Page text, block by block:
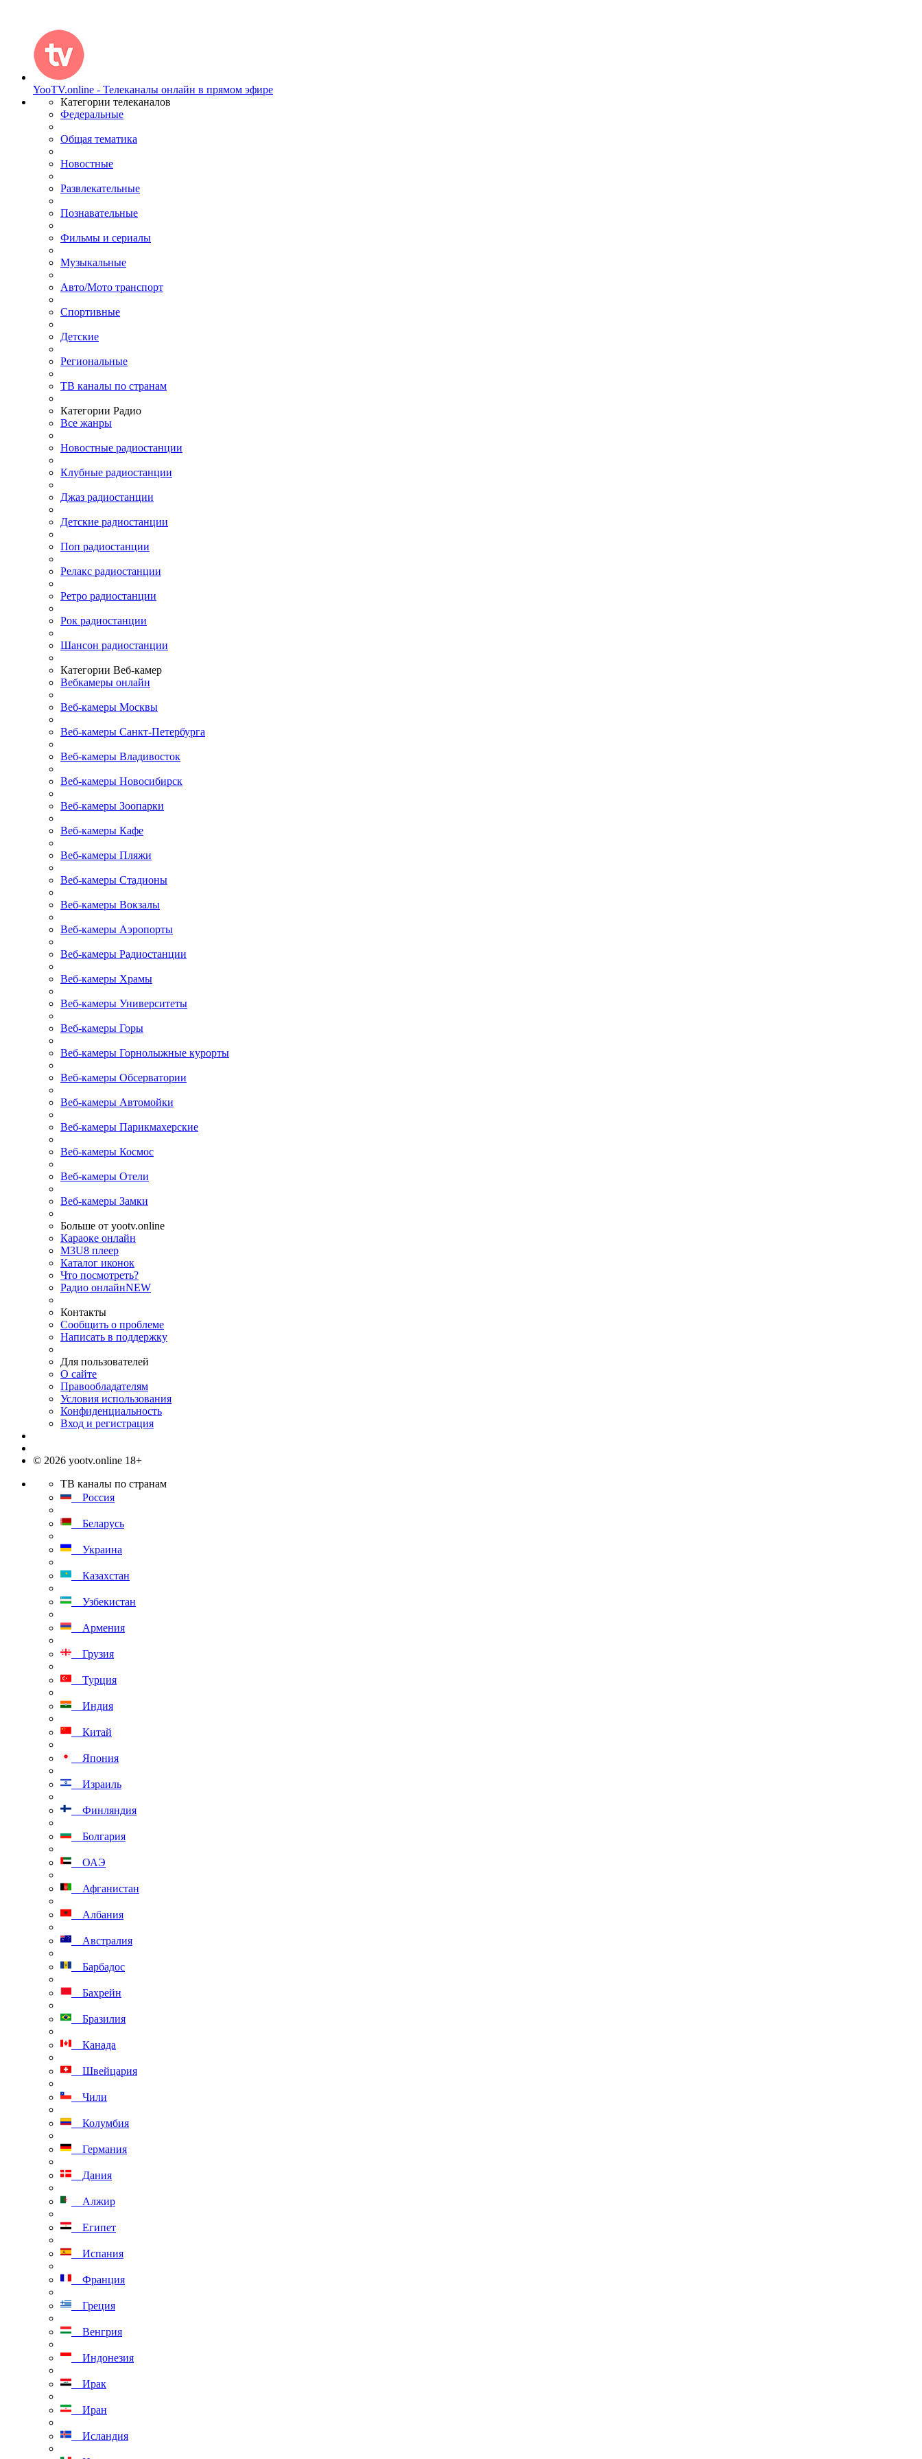
YooTV.online - Телеканалы онлайн в прямом эфире
Категории телеканалов
Федеральные
Общая тематика
Новостные
Развлекательные
Познавательные
Фильмы и сериалы
Музыкальные
Авто/Мото транспорт
Спортивные
Детские
Региональные
ТВ каналы по странам
Категории Радио
Все жанры
Новостные радиостанции
Клубные радиостанции
Джаз радиостанции
Детские радиостанции
Поп радиостанции
Релакс радиостанции
Ретро радиостанции
Рок радиостанции
Шансон радиостанции
Категории Веб-камер
Вебкамеры онлайн
Веб-камеры Москвы
Веб-камеры Санкт-Петербурга
Веб-камеры Владивосток
Веб-камеры Новосибирск
Веб-камеры Зоопарки
Веб-камеры Кафе
Веб-камеры Пляжи
Веб-камеры Стадионы
Веб-камеры Вокзалы
Веб-камеры Аэропорты
Веб-камеры Радиостанции
Веб-камеры Храмы
Веб-камеры Университеты
Веб-камеры Горы
Веб-камеры Горнолыжные курорты
Веб-камеры Обсерватории
Веб-камеры Автомойки
Веб-камеры Парикмахерские
Веб-камеры Космос
Веб-камеры Отели
Веб-камеры Замки
Больше от yootv.online
Караоке онлайн
M3U8 плеер
Каталог иконок
Что посмотреть?
Радио онлайнNEW
Контакты
Сообщить о проблеме
Написать в поддержку
Для пользователей
О сайте
Правообладателям
Условия использования
Конфиденциальность
Вход и регистрация
© 2026 yootv.online 18+
ТВ каналы по странам
Россия
Беларусь
Украина
Казахстан
Узбекистан
Армения
Грузия
Турция
Индия
Китай
Япония
Израиль
Финляндия
Болгария
ОАЭ
Афганистан
Албания
Австралия
Барбадос
Бахрейн
Бразилия
Канада
Швейцария
Чили
Колумбия
Германия
Дания
Алжир
Египет
Испания
Франция
Греция
Венгрия
Индонезия
Ирак
Иран
Исландия